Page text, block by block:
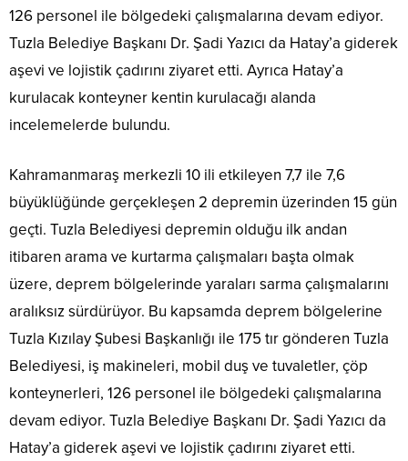
126 personel ile bölgedeki çalışmalarına devam ediyor.
Tuzla Belediye Başkanı Dr. Şadi Yazıcı da Hatay’a giderek
aşevi ve lojistik çadırını ziyaret etti. Ayrıca Hatay’a
kurulacak konteyner kentin kurulacağı alanda
incelemelerde bulundu.
Kahramanmaraş merkezli 10 ili etkileyen 7,7 ile 7,6
büyüklüğünde gerçekleşen 2 depremin üzerinden 15 gün
geçti. Tuzla Belediyesi depremin olduğu ilk andan
itibaren arama ve kurtarma çalışmaları başta olmak
üzere, deprem bölgelerinde yaraları sarma çalışmalarını
aralıksız sürdürüyor. Bu kapsamda deprem bölgelerine
Tuzla Kızılay Şubesi Başkanlığı ile 175 tır gönderen Tuzla
Belediyesi, iş makineleri, mobil duş ve tuvaletler, çöp
konteynerleri, 126 personel ile bölgedeki çalışmalarına
devam ediyor. Tuzla Belediye Başkanı Dr. Şadi Yazıcı da
Hatay’a giderek aşevi ve lojistik çadırını ziyaret etti.